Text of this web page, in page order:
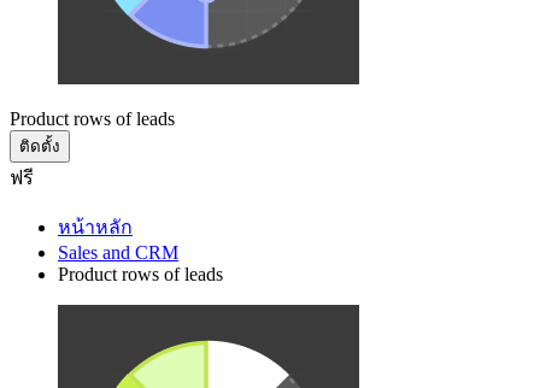
Product rows of leads
ติดตั้ง
ฟรี
หน้าหลัก
Sales and CRM
Product rows of leads